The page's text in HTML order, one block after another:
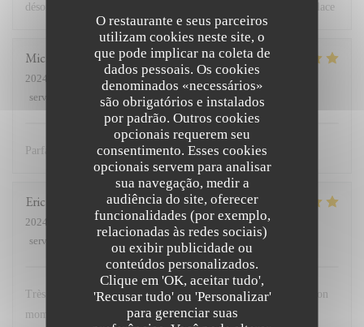
O restaurante e seus parceiros
utilizam cookies neste site, o
que pode implicar na coleta de
dados pessoais. Os cookies
denominados «necessários»
são obrigatórios e instalados
por padrão. Outros cookies
opcionais requerem seu
consentimento. Esses cookies
opcionais servem para analisar
sua navegação, medir a
audiência do site, oferecer
funcionalidades (por exemplo,
relacionadas às redes sociais)
ou exibir publicidade ou
conteúdos personalizados.
Clique em 'OK, aceitar tudo',
'Recusar tudo' ou 'Personalizar'
para gerenciar suas
désormait inscrit dans mon carnet et dans les toutes premières place
Michael
2024-02-10
- 12:00 - guests 3
service
ambience: 5/5 menu : 5 /5 quality_price
Parfait comme d’habitude
Eric
2024-02-11
- 12:30 - guests 12
service
/5 menu : 5/5 quality_price
Très bon accueil, cuisine excellente. Nous avons passé un très bon
moment